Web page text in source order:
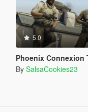
5.0
Phoenix Connexion Terrorist Group from
By SalsaCookies23